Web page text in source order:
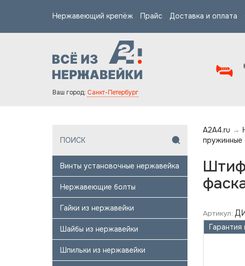
Нержавеющий крепёж Прайс Доставка и оплата
Ваш город: Санкт-Петербург
Винты установочные нержавейка
Нержавеющие болты
Гайки из нержавейки
Шайбы из нержавейки
Шпильки из нержавейки
A2A4.ru →
пружинные
Артикул:
Гарантия